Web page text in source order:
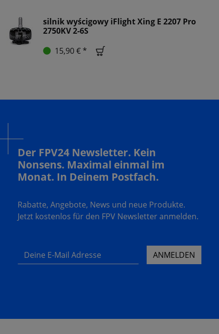
silnik wyścigowy iFlight Xing E 2207 Pro
2750KV 2-6S
15,90 € *
Der FPV24 Newsletter. Kein
Nonsens. Maximal einmal im
Monat. In Deinem Postfach.
Rabatte, Angebote, News und neue Produkte.
Jetzt kostenlos für den FPV Newsletter anmelden.
Deine E-Mail Adresse ANMELDEN